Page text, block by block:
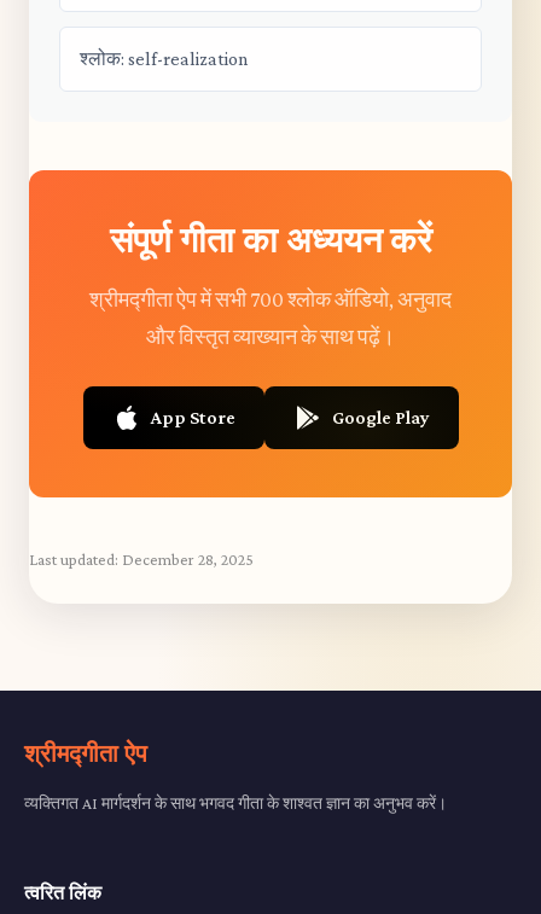
श्लोक: self-realization
संपूर्ण गीता का अध्ययन करें
श्रीमद्गीता ऐप में सभी 700 श्लोक ऑडियो, अनुवाद
और विस्तृत व्याख्यान के साथ पढ़ें।
App Store Google Play
Last updated: December 28, 2025
श्रीमद्गीता ऐप
व्यक्तिगत AI मार्गदर्शन के साथ भगवद गीता के शाश्वत ज्ञान का अनुभव करें।
त्वरित लिंक